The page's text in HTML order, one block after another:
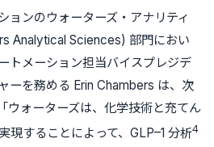
ョンのウォーターズ・アナリティ
Analytical Sciences) 部門におい
トメーション担当バイスプレジデ
ーを務める Erin Chambers は、次
ウォーターズは、化学技術と充てん
現することによって、GLP–1 分析4